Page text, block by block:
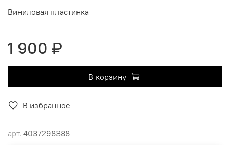
В избранное
арт. 4037298388
Виниловая пластинка
1 900 ₽
В корзину